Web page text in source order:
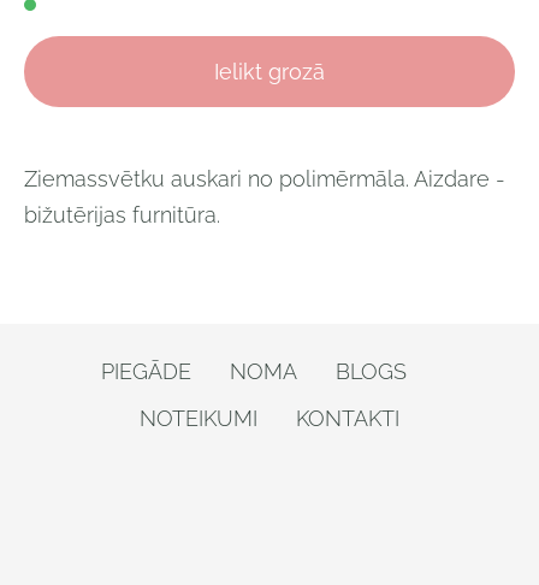
Ielikt grozā
Ziemassvētku auskari no polimērmāla. Aizdare -
bižutērijas furnitūra.
PIEGĀDE NOMA
BLOGS
NOTEIKUMI
KONTAKTI